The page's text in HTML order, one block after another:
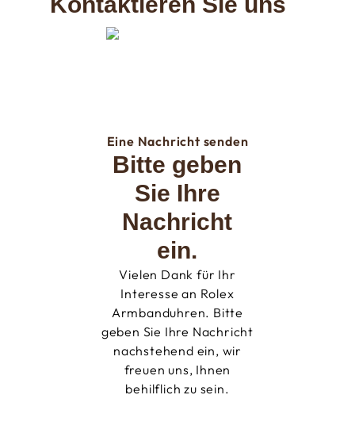
Eine Nachricht senden
Bitte geben
Sie Ihre
Nachricht
ein.
Vielen Dank für Ihr
Interesse an Rolex
Armbanduhren. Bitte
geben Sie Ihre Nachricht
nachstehend ein, wir
freuen uns, Ihnen
behilflich zu sein.